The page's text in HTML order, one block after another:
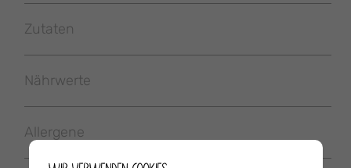
Zutaten
Nährwerte
Allergene